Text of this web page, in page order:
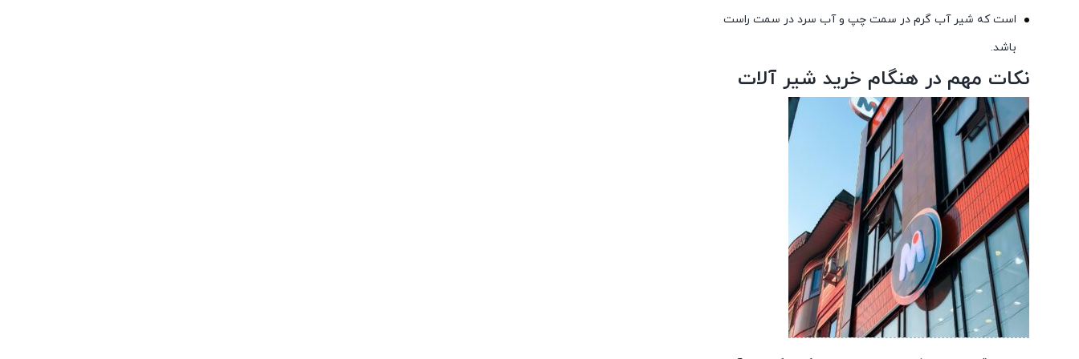
است که شیر آب گرم در سمت چپ و آب سرد در سمت راست
باشد.
نکات مهم در هنگام خرید شیر آلات